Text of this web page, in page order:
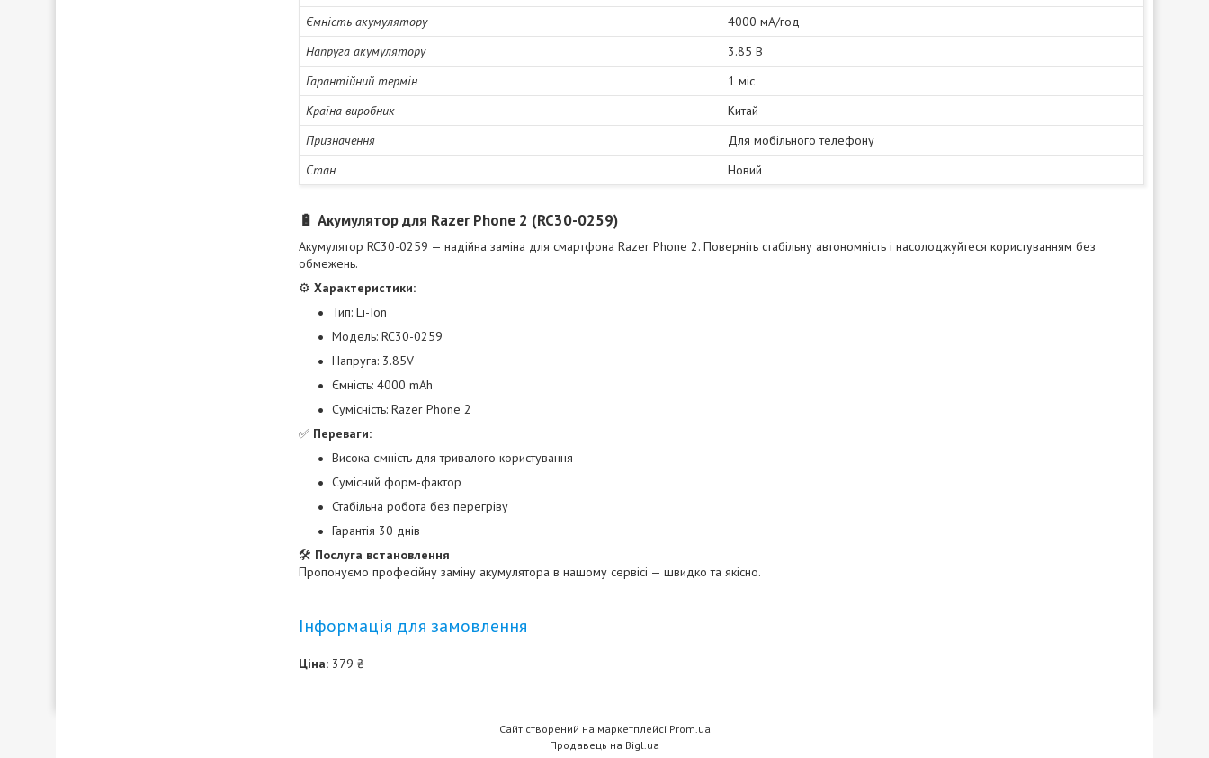
Ємність акумулятору
4000 мА/год
Напруга акумулятору
3.85 В
Гарантійний термін
1 міс
Країна виробник
Китай
Призначення
Для мобільного телефону
Стан
Новий
🔋 Акумулятор для Razer Phone 2 (RC30-0259)
Акумулятор RC30-0259 — надійна заміна для смартфона Razer Phone 2. Поверніть стабільну автономність і насолоджуйтеся користуванням без
обмежень.
⚙️ Характеристики:
Тип: Li-Ion
Модель: RC30-0259
Напруга: 3.85V
Ємність: 4000 mAh
Сумісність: Razer Phone 2
✅ Переваги:
Висока ємність для тривалого користування
Сумісний форм-фактор
Стабільна робота без перегріву
Гарантія 30 днів
🛠 Послуга встановлення
Пропонуємо професійну заміну акумулятора в нашому сервісі — швидко та якісно.
Інформація для замовлення
Ціна: 379 ₴
Сайт створений на маркетплейсі Prom.ua
Продавець на Bigl.ua